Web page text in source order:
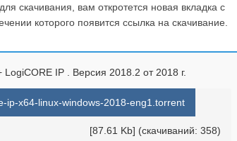
скачивания, вам откротется новая вкладка с
которого появится ссылка на скачивание.
IP . Версия 2018.2 от 2018 г.
ip-x64-linux-windows-2018-eng1.torrent
[87.61 Kb] (cкачиваний: 358)